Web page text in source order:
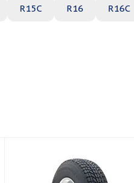
R15C R16 R16C